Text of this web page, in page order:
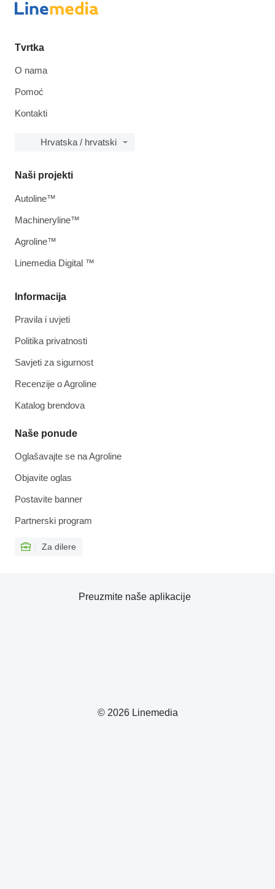
Tvrtka
O nama
Pomoć
Kontakti
Hrvatska / hrvatski
Informacija
Pravila i uvjeti
Politika privatnosti
Savjeti za sigurnost
Recenzije o Agroline
Katalog brendova
Naše ponude
Oglašavajte se na Agroline
Objavite oglas
Postavite banner
Partnerski program
Za dilere
Naši projekti
Autoline™
Machineryline™
Agroline™
Linemedia Digital ™
© 2026 Linemedia
Preuzmite naše aplikacije